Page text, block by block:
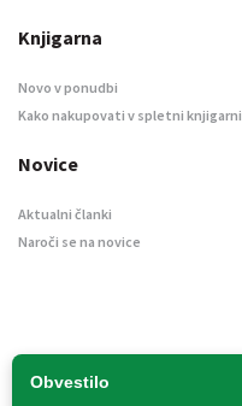
Obvestilo
Knjigarna
Novo v ponudbi
Kako nakupovati v spletni knjigarni
Novice
Aktualni članki
Naroči se na novice